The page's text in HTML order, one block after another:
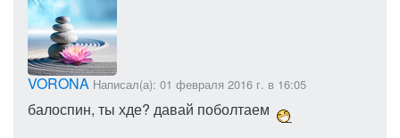
VORONA Написал(а): 01 февраля 2016 г. в 16:05
балоспин, ты хде? давай поболтаем